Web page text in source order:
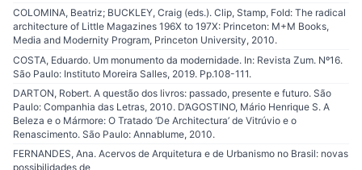
COLOMINA, Beatriz; BUCKLEY, Craig (eds.). Clip, Stamp, Fold: The radical
architecture of Little Magazines 196X to 197X: Princeton: M+M Books,
Media and Modernity Program, Princeton University, 2010.
COSTA, Eduardo. Um monumento da modernidade. In: Revista Zum. Nº16.
São Paulo: Instituto Moreira Salles, 2019. Pp.108-111.
DARTON, Robert. A questão dos livros: passado, presente e futuro. São
Paulo: Companhia das Letras, 2010. D’AGOSTINO, Mário Henrique S. A
Beleza e o Mármore: O Tratado ‘De Architectura’ de Vitrúvio e o
Renascimento. São Paulo: Annablume, 2010.
FERNANDES, Ana. Acervos de Arquitetura e de Urbanismo no Brasil: novas
possibilidades de